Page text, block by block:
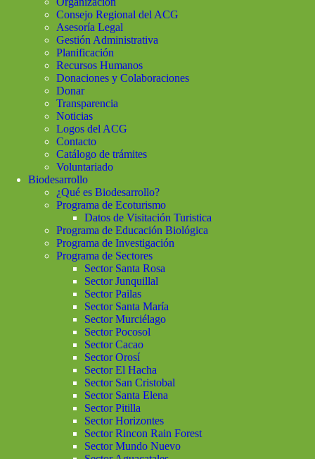
Consejo Regional del ACG
Asesoría Legal
Gestión Administrativa
Planificación
Recursos Humanos
Donaciones y Colaboraciones
Donar
Transparencia
Noticias
Logos del ACG
Contacto
Catálogo de trámites
Voluntariado
Biodesarrollo
¿Qué es Biodesarrollo?
Programa de Ecoturismo
Datos de Visitación Turistica
Programa de Educación Biológica
Programa de Investigación
Programa de Sectores
Sector Santa Rosa
Sector Junquillal
Sector Pailas
Sector Santa María
Sector Murciélago
Sector Pocosol
Sector Cacao
Sector Orosí
Sector El Hacha
Sector San Cristobal
Sector Santa Elena
Sector Pitilla
Sector Horizontes
Sector Rincon Rain Forest
Sector Mundo Nuevo